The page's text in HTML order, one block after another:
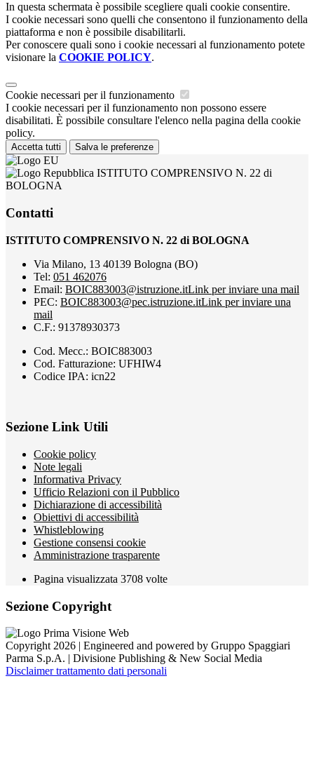
In questa schermata è possibile scegliere quali cookie consentire.
I cookie necessari sono quelli che consentono il funzionamento della
piattaforma e non è possibile disabilitarli.
Per conoscere quali sono i cookie necessari al funzionamento potete
visionare la COOKIE POLICY.
Cookie necessari per il funzionamento
I cookie necessari per il funzionamento non possono essere
disabilitati. È possibile consultare l'elenco nella pagina della cookie
policy.
Accetta tutti Salva le preferenze
ISTITUTO COMPRENSIVO N. 22 di
BOLOGNA
Contatti
ISTITUTO COMPRENSIVO N. 22 di BOLOGNA
Via Milano, 13 40139 Bologna (BO)
Tel: 051 462076
Email: BOIC883003@istruzione.itLink per inviare una mail
PEC: BOIC883003@pec.istruzione.itLink per inviare una
mail
C.F.: 91378930373
Cod. Mecc.: BOIC883003
Cod. Fatturazione: UFHIW4
Codice IPA: icn22
Sezione Link Utili
Cookie policy
Note legali
Informativa Privacy
Ufficio Relazioni con il Pubblico
Dichiarazione di accessibilità
Obiettivi di accessibilità
Whistleblowing
Gestione consensi cookie
Amministrazione trasparente
Pagina visualizzata 3708 volte
Sezione Copyright
Copyright 2026 | Engineered and powered by Gruppo Spaggiari
Parma S.p.A. | Divisione Publishing & New Social Media
Disclaimer trattamento dati personali